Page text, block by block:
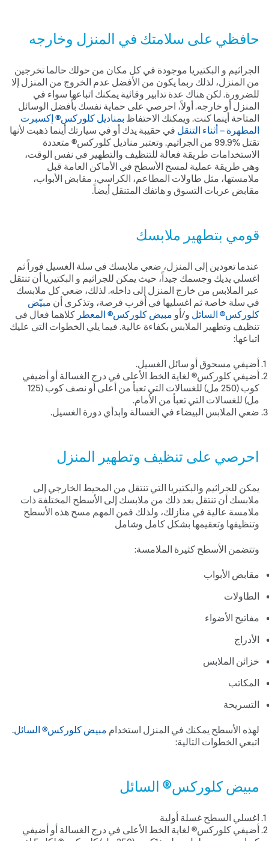
حافظي على سلامتك في المنزل وخارجه
الجراثيم و البكتيريا موجودة في كل مكان من حولك حالما تخرجين
من المنزل، لذلك ربما يكون من الأفضل عدم الخروج من المنزل إلا
للضرورة. لكن هناك عدة تدابير وقائية يمكنك اتباعها سواء في
المنزل أو خارجه. أولاً، احرصي على حماية نفسك بأفضل الوسائل
المتاحة أينما كنت. ويمكنك الاحتفاظ بمناديل كلوركس® إكسبرت
المطهرة – أثناء التنقل في حقيبة يدك أو في سيارتك أينما ذهبت لأنها
تقتل %9.99 من الجراثيم. وتعتبر مناديل كلوركس® متعددة
الاستخدامات طريقة فعالة للتنظيف والتطهير في نفس الوقت،
وهي طريقة عملية لمسح الأسطح في الأماكن العامة قبل
ملامستها، مثل طاولات المطاعم، الكراسي، مقابض الأبواب،
مقابض عربات التسوق و هاتفك المتنقل أيضاً.
قومي بتطهير ملابسك
عندما تعودين إلى المنزل، ضعي ملابسك في سلة الغسيل فوراً ثم
اغسلي يديك وجسمك جيداً، حيث يمكن للجراثيم و البكتيريا أن تنتقل
عبر الملابس من خارج المنزل إلى داخله. لذلك، ضعي كل ملابسك
في سلة خاصة ثم اغسليها في أقرب فرصة، وتذكري أن مبيّض
كلوركس® السائل و/أو مبيض كلوركس® المعطر كلاهما فعال في
تنظيف وتطهير الملابس بكفاءة عالية. فيما يلي الخطوات التي عليك
اتباعها:
أضيفي مسحوق أو سائل الغسيل.
أضيفي كلوركس® لغاية الخط الأعلى في درج الغسالة أو أضيفي
كوب (052 مل) للغسالات التي تعبأ من أعلى أو نصف كوب (521
مل) للغسالات التي تعبأ من الأمام.
ضعي الملابس البيضاء في الغسالة وابدأي دورة الغسيل.
احرصي على تنظيف وتطهير المنزل
يمكن للجراثيم والبكتيريا التي تنتقل من المحيط الخارجي إلى
ملابسك أن تنتقل بعد ذلك من ملابسك إلى الأسطح المختلفة ذات
ملامسة عالية في منازلك، ولذلك فمن المهم مسح هذه الأسطح
وتنظيفها وتعقيمها بشكل كامل وشامل
وتتضمن الأسطح كثيرة الملامسة:
مقابض الأبواب
الطاولات
مفاتيح الأضواء
الأدراج
خزائن الملابس
المكاتب
التسريحة
لهذه الأسطح يمكنك في المنزل استخدام مبيض كلوركس® السائل.
اتبعي الخطوات التالية:
مبيض كلوركس® السائل
اغسلي السطح غسلة أولية
أضيفي كلوركس® لغاية الخط الأعلى في درج الغسالة أو أضيفي